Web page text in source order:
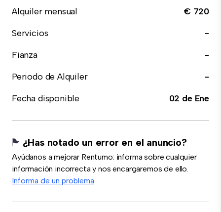
Alquiler mensual
€ 720
Servicios
-
Fianza
-
Periodo de Alquiler
-
Fecha disponible
02 de Ene
¿Has notado un error en el anuncio?
Ayúdanos a mejorar Rentumo: informa sobre cualquier
información incorrecta y nos encargaremos de ello.
Informa de un problema